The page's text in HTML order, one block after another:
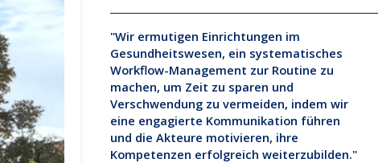
"Wir ermutigen Einrichtungen im
Gesundheitswesen, ein systematisches
Workflow-Management zur Routine zu
machen, um Zeit zu sparen und
Verschwendung zu vermeiden, indem wir
eine engagierte Kommunikation führen
und die Akteure motivieren, ihre
Kompetenzen erfolgreich weiterzubilden."